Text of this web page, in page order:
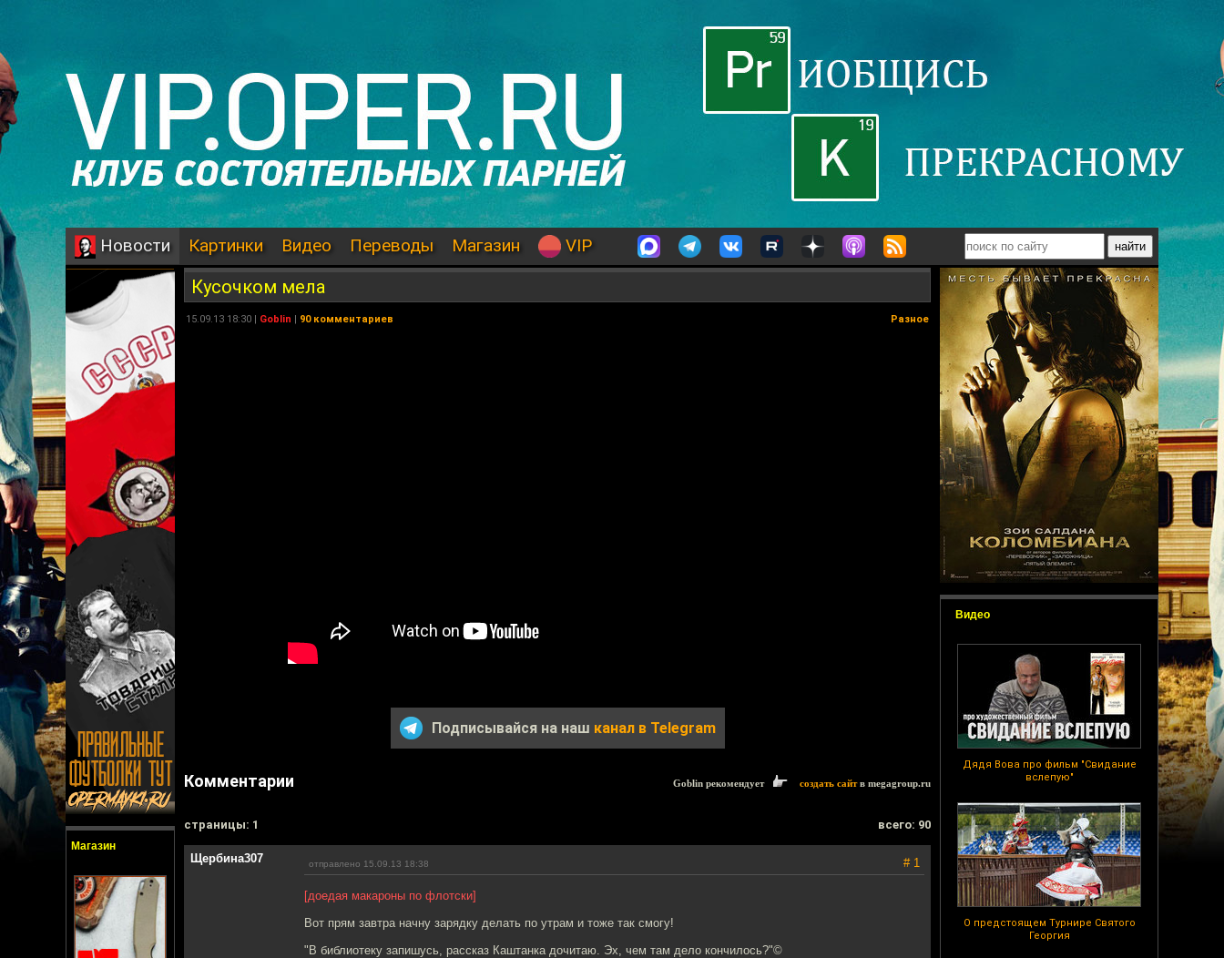
Новости Картинки Видео Переводы Магазин VIP
Магазин
Видео
Дядя Вова про фильм "Свидание
вслепую"
О предстоящем Турнире Святого
Георгия
Кусочком мела
15.09.13 18:30 | Goblin | 90 комментариев Разное
Подписывайся на наш канал в Telegram
Комментарии Goblin рекомендует создать сайтв megagroup.ru
cтраницы: 1 всего: 90
Щербина307 отправлено 15.09.13 18:38 # 1
[доедая макароны по флотски]
Вот прям завтра начну зарядку делать по утрам и тоже так смогу!
"В библиотеку запишусь, рассказ Каштанка дочитаю. Эх, чем там дело кончилось?"©